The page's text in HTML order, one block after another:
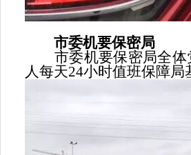
市委机要保密局
市委机要保密局全体
人每天24小时值班保障